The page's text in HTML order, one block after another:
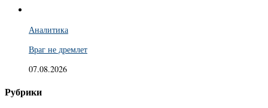
Аналитика
Враг не дремлет
07.08.2026
Рубрики